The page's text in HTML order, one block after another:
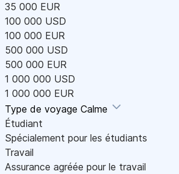
35 000 EUR
100 000 USD
100 000 EUR
500 000 USD
500 000 EUR
1 000 000 USD
1 000 000 EUR
Type de voyage Calme
Étudiant
Spécialement pour les étudiants
Travail
Assurance agréée pour le travail